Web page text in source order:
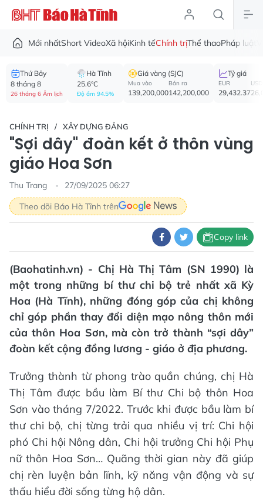
Mới nhấtShort VideoXã hộiKinh tếChính trịThể thaoPháp luật
Thứ Bảy
8 tháng 8
26 tháng 6 Âm lịch
Hà Tĩnh
25.6°C
Độ ẩm 94.5%
Giá vàng (SJC)
Mua vào
139,200,000
Bán ra
142,200,000
Tỷ giá
EUR
29,432.37
USD
CHÍNH TRỊ XÂY DỰNG ĐẢNG
"Sợi dây" đoàn kết ở thôn vùng
giáo Hoa Sơn
Thu Trang
27/09/2025 06:27
Theo dõi Báo Hà Tĩnh trên
Copy link
(Baohatinh.vn) - Chị Hà Thị Tâm (SN 1990) là
một trong những bí thư chi bộ trẻ nhất xã Kỳ
Hoa (Hà Tĩnh), những đóng góp của chị không
chỉ góp phần thay đổi diện mạo nông thôn mới
của thôn Hoa Sơn, mà còn trở thành “sợi dây”
đoàn kết cộng đồng lương - giáo ở địa phương.
Trưởng thành từ phong trào quần chúng, chị Hà
Thị Tâm được bầu làm Bí thư Chi bộ thôn Hoa
Sơn vào tháng 7/2022. Trước khi được bầu làm bí
thư chi bộ, chị từng trải qua nhiều vị trí: Chi hội
phó Chi hội Nông dân, Chi hội trưởng Chi hội Phụ
nữ thôn Hoa Sơn… Quãng thời gian này đã giúp
chị rèn luyện bản lĩnh, kỹ năng vận động và sự
thấu hiểu đời sống từng hộ dân.